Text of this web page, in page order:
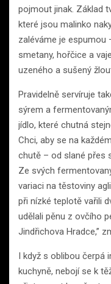
pojmout jinak. Základ
které jsou malinko
zaléváme je espumou
smetany, hořčice a
uzeného a sušený
Pravidelně servíruje
sýrem a
jídlo, které chutná
Chci, aby se na
chutě – od slané přes
Ze svých
variaci na těstoviny
při nízké teplotě vařili
udělali pěnu z ovčího
Jindřichova Hradce,”
I když s oblibou čerpá
kuchyně, nebojí se k